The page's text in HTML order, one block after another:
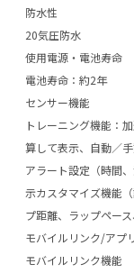
防水性
20気圧防水
使用電源・電池寿命
電池寿命：約2年
センサー機能
トレーニング機能：
算して表示、自動／
アラート設定（時間
示カスタマイズ機能
プ距離、ラップペー
モバイルリンク/アプ
モバイルリンク機能